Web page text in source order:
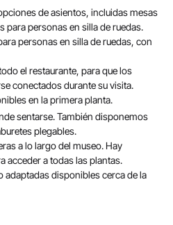
de asientos, incluidas mesas
para personas en silla de ruedas.
personas en silla de ruedas, con
el restaurante, para que los
conectados durante su visita.
en la primera planta.
sentarse. También disponemos
plegables.
a lo largo del museo. Hay
acceder a todas las plantas.
adaptadas disponibles cerca de la